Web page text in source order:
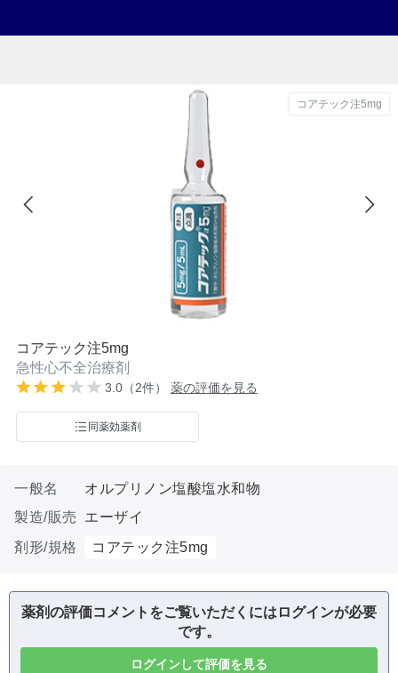
コアテック注5mg
コアテック注5mg
急性心不全治療剤
3.0（2件） 薬の評価を見る
同薬効薬剤
一般名
オルプリノン塩酸塩水和物
製造/販売
エーザイ
剤形/規格
コアテック注5mg
薬剤の評価コメントをご覧いただくにはログインが必要
です。
ログインして評価を見る